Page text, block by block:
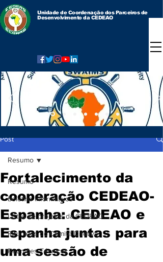
Unidade de Coordenação dos Parceiros de
Desenvolvimento da CEDEAO
Post
Resumo
boletins informativos
Listas de projetos da CEDEAO
Reuniões do Comitê Diretivo
Reuniões Técnicas
Resumo
Fortalecimento da
cooperação CEDEAO-
Espanha: CEDEAO e
Espanha juntas para
uma sessão de